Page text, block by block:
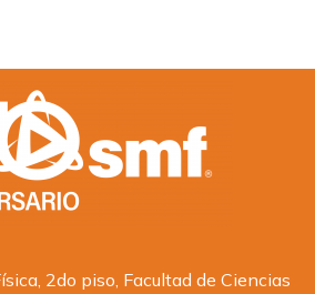
2do piso, Facultad de Ciencias